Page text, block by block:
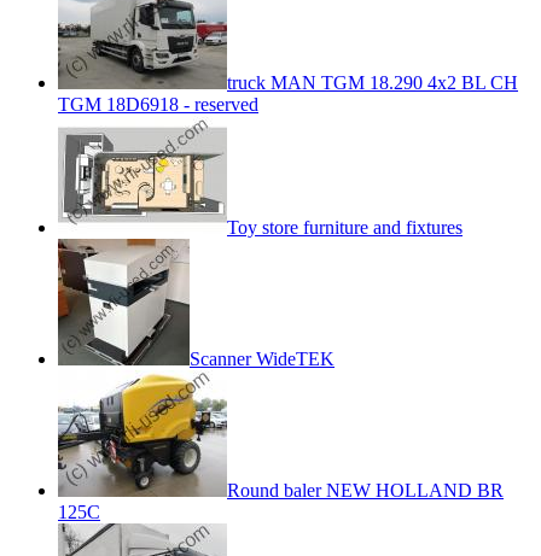
truck MAN TGM 18.290 4x2 BL CH
TGM 18D6918 - reserved
Toy store furniture and fixtures
Scanner WideTEK
Round baler NEW HOLLAND BR
125C